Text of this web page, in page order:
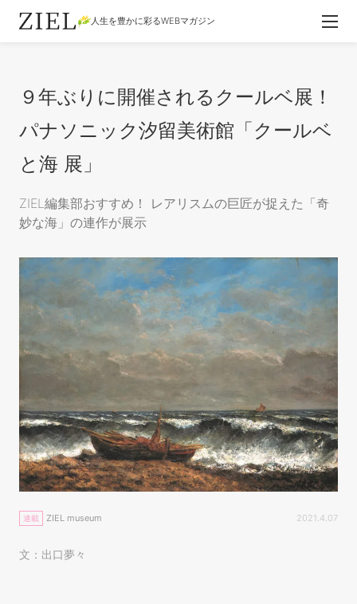
人生を豊かに彩るWEBマガジン
９年ぶりに開催されるクールベ展！
パナソニック汐留美術館「クールベ
と海 展」
ZIEL編集部おすすめ！ レアリスムの巨匠が捉えた「奇
妙な海」の連作が展示
連載 ZIEL museum 2021.4.07
文：出口夢々